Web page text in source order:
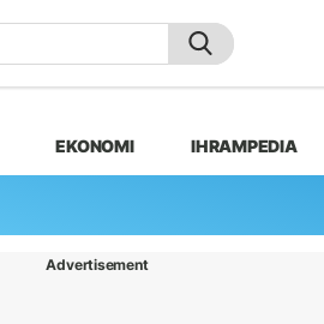
EKONOMI IHRAMPEDIA
Advertisement